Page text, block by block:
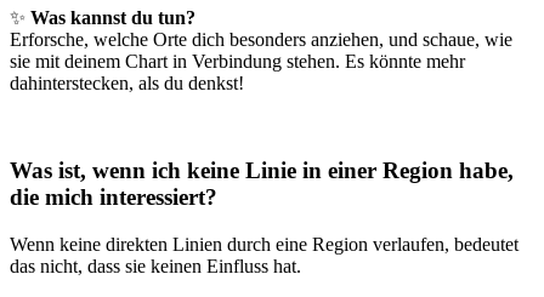
✨ Was kannst du tun?
Erforsche, welche Orte dich besonders anziehen, und schaue, wie
sie mit deinem Chart in Verbindung stehen. Es könnte mehr
dahinterstecken, als du denkst!
Was ist, wenn ich keine Linie in einer Region habe,
die mich interessiert?
Wenn keine direkten Linien durch eine Region verlaufen, bedeutet
das nicht, dass sie keinen Einfluss hat.